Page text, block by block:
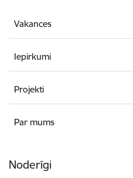
Vakances
Iepirkumi
Projekti
Par mums
Noderīgi